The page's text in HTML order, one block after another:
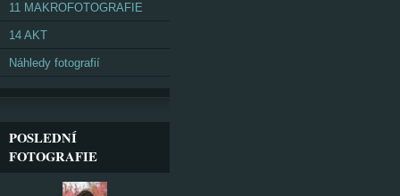
11 MAKROFOTOGRAFIE
14 AKT
Náhledy fotografií
POSLEDNÍ
FOTOGRAFIE